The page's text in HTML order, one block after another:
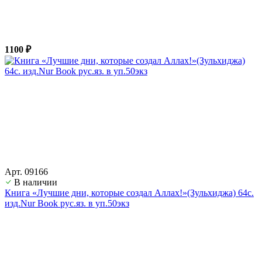
1100 ₽
Арт. 09166
В наличии
Книга «Лучшие дни, которые создал Аллах!»(Зульхиджа) 64с.
изд.Nur Book рус.яз. в уп.50экз